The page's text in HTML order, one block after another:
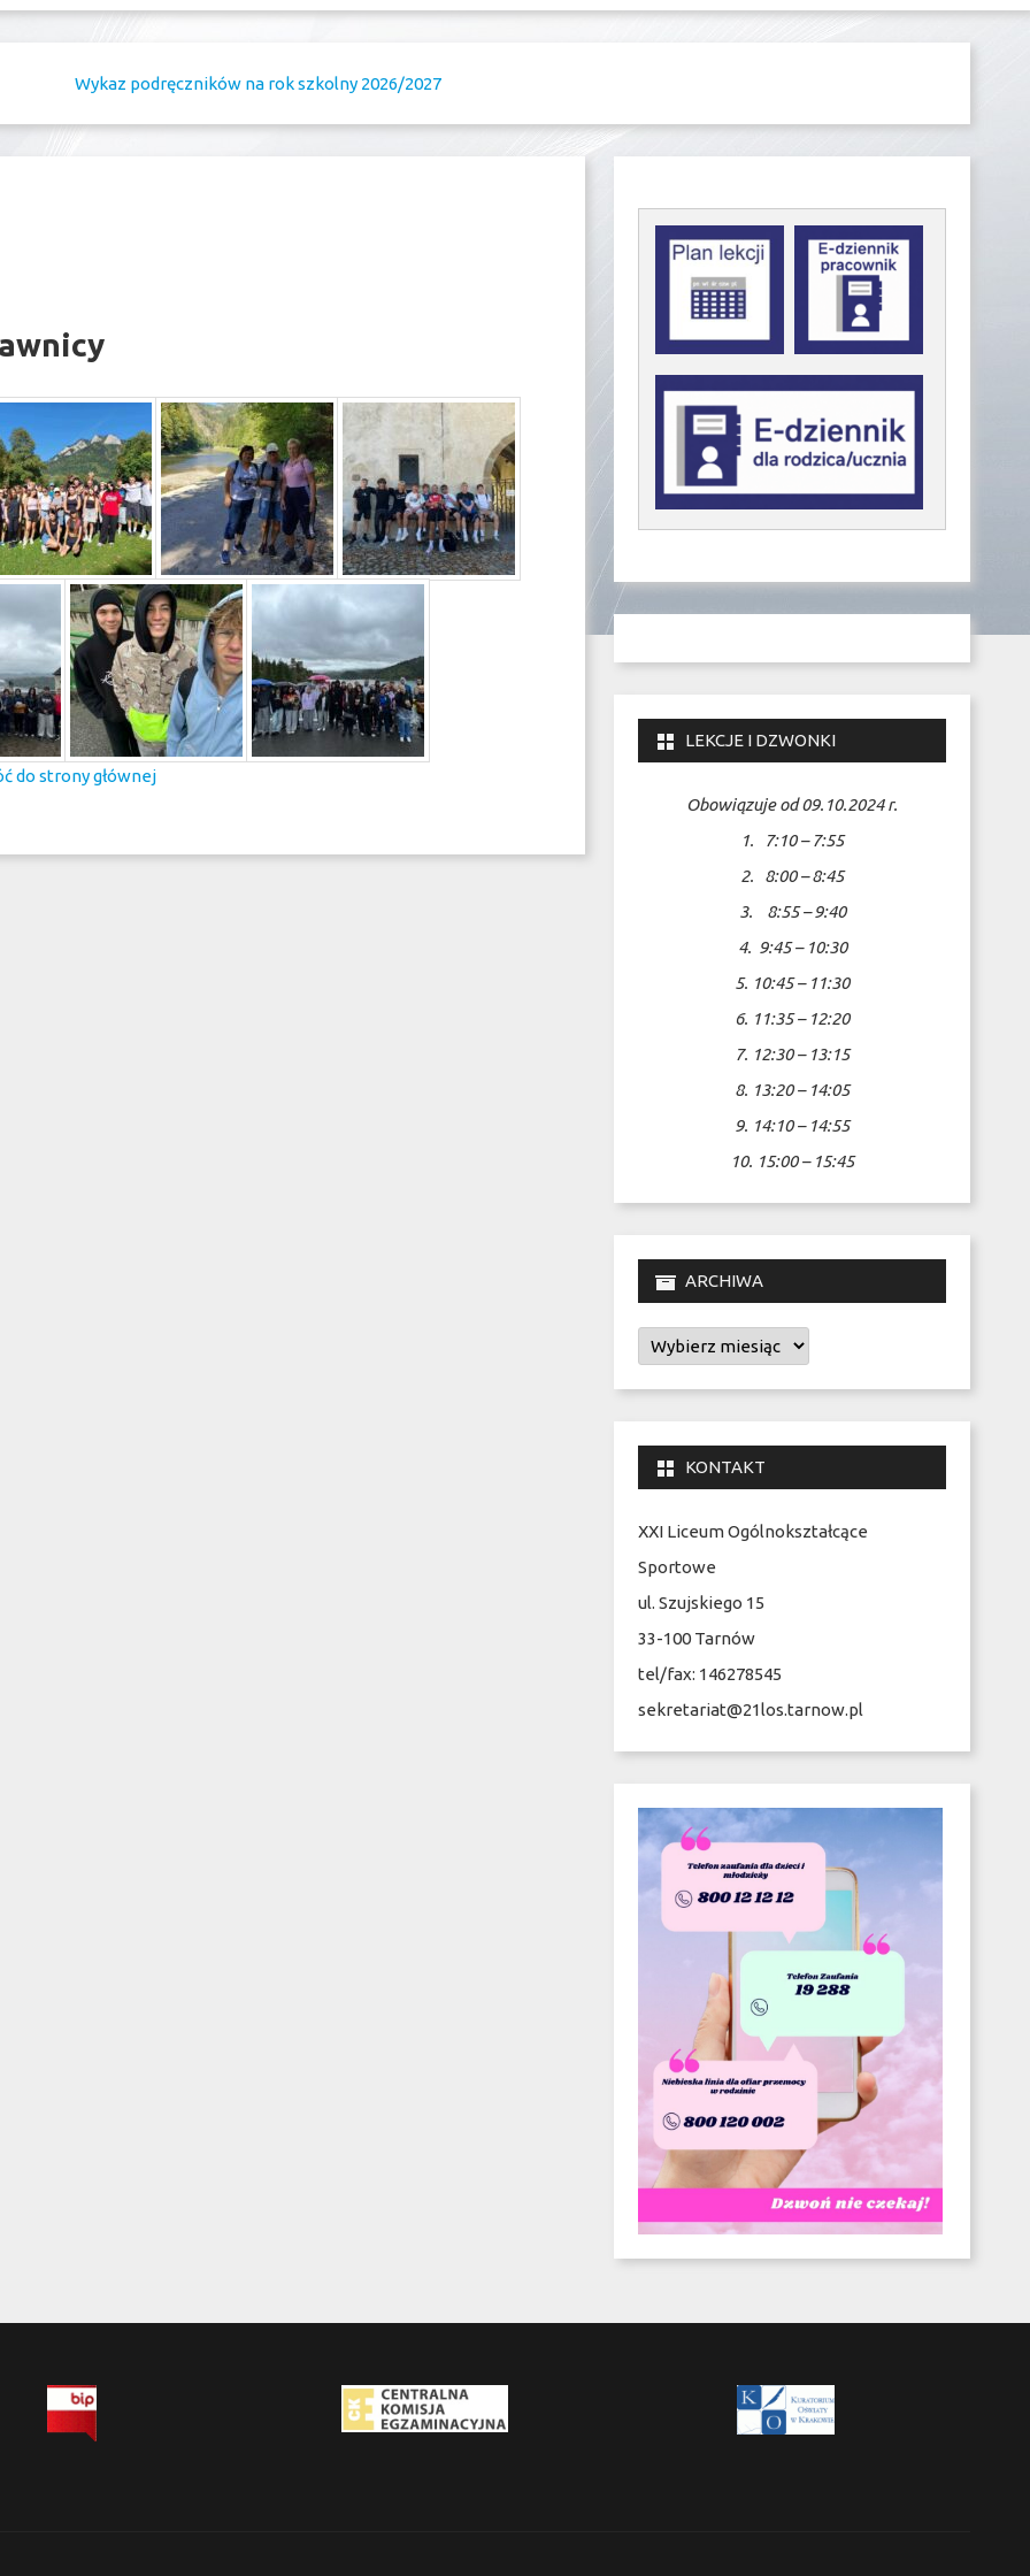
Wykaz podręczników na rok szkolny 2026/2027
do strony głównej
LEKCJE I DZWONKI
Obowiązuje od 09.10.2024 r.
1. 7:10 – 7:55
2. 8:00 – 8:45
3. 8:55 – 9:40
4. 9:45 – 10:30
5. 10:45 – 11:30
6. 11:35 – 12:20
7. 12:30 – 13:15
8. 13:20 – 14:05
9. 14:10 – 14:55
10. 15:00 – 15:45
ARCHIWA
Archiwa
KONTAKT
XXI Liceum Ogólnokształcące
Sportowe
ul. Szujskiego 15
33-100 Tarnów
tel/fax: 146278545
sekretariat@21los.tarnow.pl